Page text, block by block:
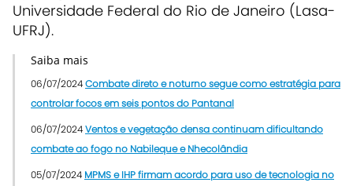
Universidade Federal do Rio de Janeiro (Lasa-
UFRJ).
Saiba mais
06/07/2024Combate direto e noturno segue como estratégia para
controlar focos em seis pontos do Pantanal
06/07/2024Ventos e vegetação densa continuam dificultando
combate ao fogo no Nabileque e Nhecolândia
05/07/2024 MPMS e IHP firmam acordo para uso de tecnologia no